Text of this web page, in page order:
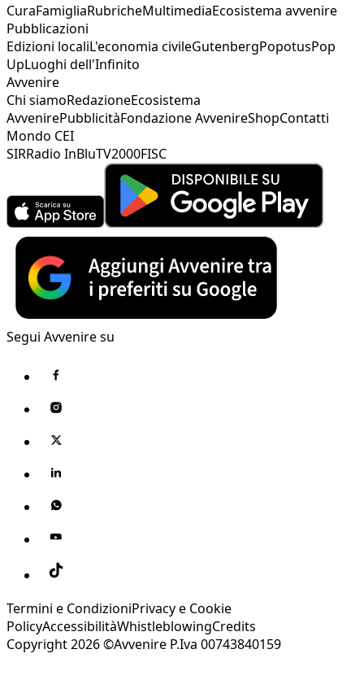
CuraFamigliaRubricheMultimediaEcosistema avvenire
Pubblicazioni
Edizioni localiL'economia civileGutenbergPopotusPop
UpLuoghi dell'Infinito
Avvenire
Chi siamoRedazioneEcosistema
AvvenirePubblicitàFondazione AvvenireShopContatti
Mondo CEI
SIRRadio InBluTV2000FISC
Segui Avvenire su
Termini e CondizioniPrivacy e Cookie
PolicyAccessibilitàWhistleblowingCredits
Copyright 2026 ©Avvenire P.Iva 00743840159